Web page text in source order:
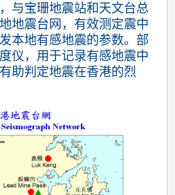
与宝珊地震站和天文台总
地震台网，有效测定震中
本地有感地震的参数。部
仪，用于记录有感地震中
助判定地震在香港的烈